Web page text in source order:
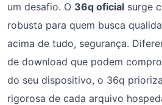
um desafio. O 36q oficial surge
robusta para quem busca
acima de tudo, segurança.
de download que podem
do seu dispositivo, o 36q
rigorosa de cada arquivo